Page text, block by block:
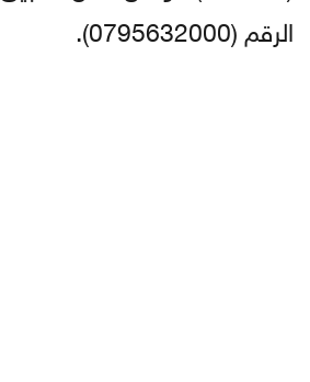
الرقم (0795632000).